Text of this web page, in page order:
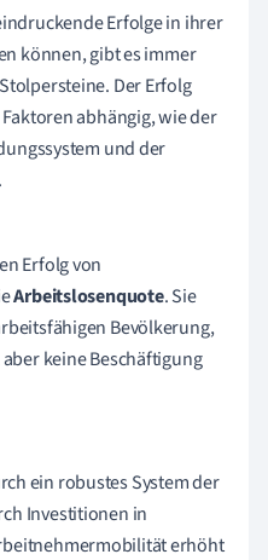
Erfolge in ihrer
können, gibt es immer
Der Erfolg
abhängig, wie der
und der
Erfolg von
Arbeitslosenquote. Sie
Bevölkerung,
keine Beschäftigung
ein robustes System der
Investitionen in
erhöht